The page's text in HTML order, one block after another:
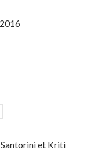
et Kriti